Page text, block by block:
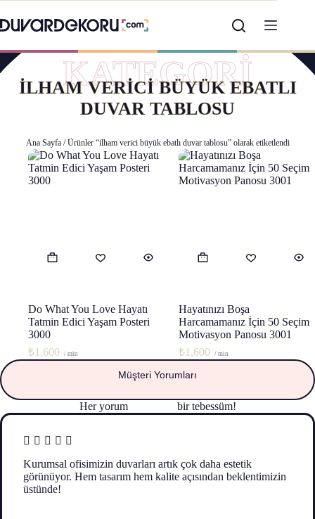
KATEGORİ
ILHAM VERICI BÜYÜK EBATLI
DUVAR TABLOSU
Ana Sayfa/ Ürünler “ilham verici büyük ebatlı duvar tablosu” olarak etiketlendi
Do What You Love Hayatı
Tatmin Edici Yaşam Posteri
3000
₺1,600 / min
Hayatınızı Boşa
Harcamamanız İçin 50 Seçim
Motivasyon Panosu 3001
₺1,600 / min
Müşteri Yorumları
Her yorum bir tebessüm!
Kurumsal ofisimizin duvarları artık çok daha estetik
görünüyor. Hem tasarım hem kalite açısından beklentimizin
üstünde!